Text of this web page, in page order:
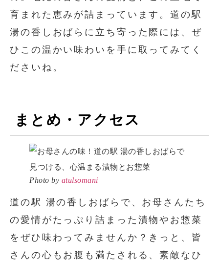
育まれた恵みが詰まっています。道の駅
湯の香しおばらに立ち寄った際には、ぜ
ひこの温かい味わいを手に取ってみてく
ださいね。
まとめ・アクセス
Photo by atulsomani
道の駅 湯の香しおばらで、お母さんたち
の愛情がたっぷり詰まった漬物やお惣菜
をぜひ味わってみませんか？きっと、皆
さんの心もお腹も満たされる、素敵なひ